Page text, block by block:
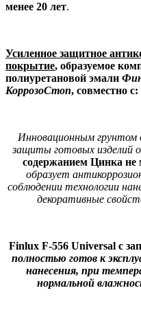
менее 20 лет.
Усиленное защитное
покрытие, образуемое
полиуретановой эмали
КоррозоСтоп, совместно c:
Инновационным грунтом
защиты готовых изделий
содержанием Цинка не
образует
соблюдении технологии
декоративные
Finlux F-556 Universal с
полностью готов к
нанесения, при
нормальной